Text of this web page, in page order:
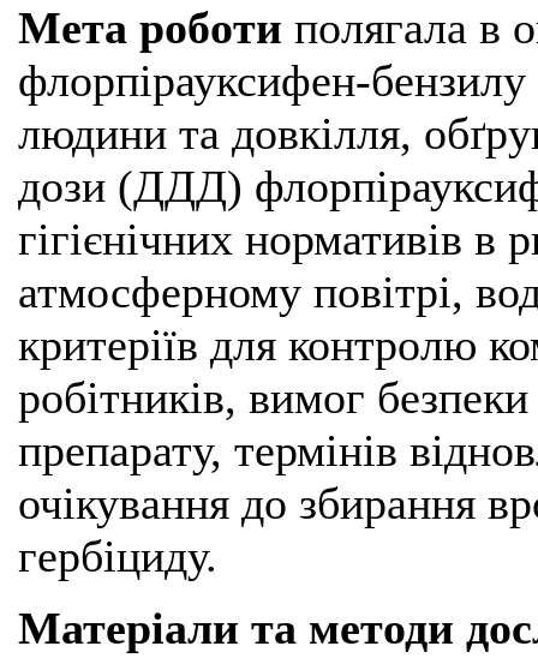
Мета роботи полягала в
флорпірауксифен-
людини та довкілля,
дози (ДДД)
гігієнічних нормативів в
атмосферному повітрі,
критеріїв для контролю
робітників, вимог
препарату, термінів
очікування до збирання
гербіциду.
Матеріали та методи